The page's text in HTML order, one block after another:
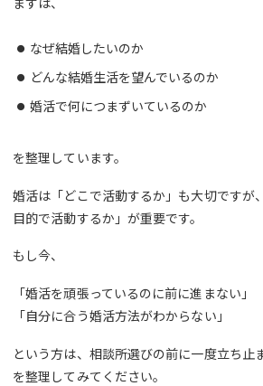
なぜ結婚したいのか
どんな結婚生活を望んでいるのか
婚活で何につまずいているのか
を整理しています。
婚活は「どこで活動するか」も大切ですが
目的で活動するか」が重要です。
もし今、
「婚活を頑張っているのに前に進まない」
「自分に合う婚活方法がわからない」
という方は、相談所選びの前に一度立ち止
を整理してみてください。